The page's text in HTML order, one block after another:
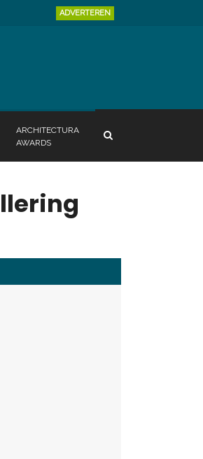
ADVERTEREN
ARCHITECTURA
AWARDS